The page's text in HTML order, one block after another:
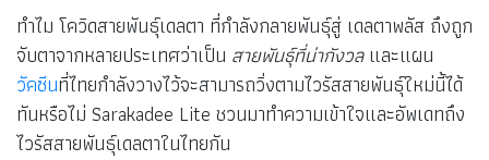
ทำไม โควิดสายพันธุ์เดลตา ที่กำลังกลายพันธุ์สู่ เดลตาพลัส ถึงถูก
จับตาจากหลายประเทศว่าเป็น สายพันธุ์ที่น่ากังวลและแผน
วัคซีนที่ไทยกำลังวางไว้จะสามารถวิ่งตามไวรัสสายพันธุ์ใหม่นี้ได้
ทันหรือไม่ Sarakadee Lite ชวนมาทำความเข้าใจและอัพเดทถึง
ไวรัสสายพันธุ์เดลตาในไทยกัน